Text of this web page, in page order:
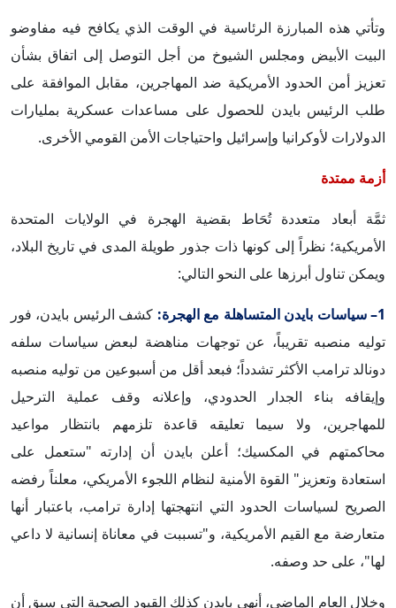
وتأتي هذه المبارزة الرئاسية في الوقت الذي يكافح فيه مفاوضو
البيت الأبيض ومجلس الشيوخ من أجل التوصل إلى اتفاق بشأن
تعزيز أمن الحدود الأمريكية ضد المهاجرين، مقابل الموافقة على
طلب الرئيس بايدن للحصول على مساعدات عسكرية بمليارات
الدولارات لأوكرانيا وإسرائيل واحتياجات الأمن القومي الأخرى.
أزمة ممتدة
ثمَّة أبعاد متعددة تُحَاط بقضية الهجرة في الولايات المتحدة
الأمريكية؛ نظراً إلى كونها ذات جذور طويلة المدى في تاريخ البلاد،
ويمكن تناول أبرزها على النحو التالي:
1– سياسات بايدن المتساهلة مع الهجرة:
كشف الرئيس بايدن، فور
توليه منصبه تقريباً، عن توجهات مناهضة لبعض سياسات سلفه
دونالد ترامب الأكثر تشدداً؛ فبعد أقل من أسبوعين من توليه منصبه
وإيقافه بناء الجدار الحدودي، وإعلانه وقف عملية الترحيل
للمهاجرين، ولا سيما تعليقه قاعدة تلزمهم بانتظار مواعيد
محاكمتهم في المكسيك؛ أعلن بايدن أن إدارته "ستعمل على
استعادة وتعزيز" القوة الأمنية لنظام اللجوء الأمريكي، معلناً رفضه
الصريح لسياسات الحدود التي انتهجتها إدارة ترامب، باعتبار أنها
متعارضة مع القيم الأمريكية، و"تسببت في معاناة إنسانية لا داعي
لها"، على حد وصفه.
وخلال العام الماضي، أنهى بايدن كذلك القيود الصحية التي سبق أن